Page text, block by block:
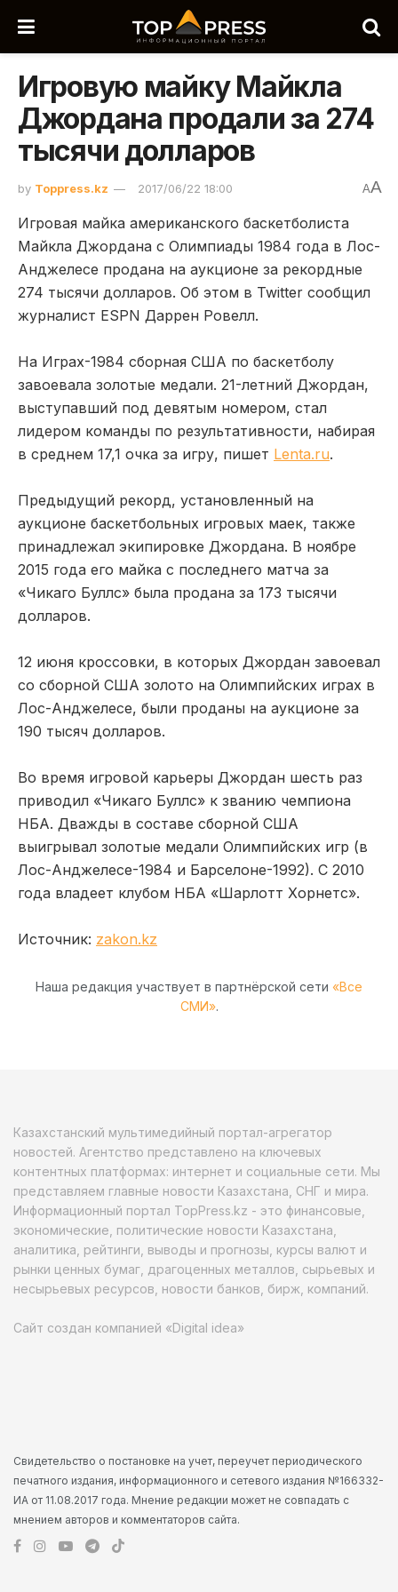
Игровую майку Майкла
Джордана продали за 274
тысячи долларов
by Toppress.kz 2017/06/22 18:00 AA
Игровая майка американского баскетболиста
Майкла Джордана с Олимпиады 1984 года в Лос-
Анджелесе продана на аукционе за рекордные
274 тысячи долларов. Об этом в Twitter сообщил
журналист ESPN Даррен Ровелл.
На Играх-1984 сборная США по баскетболу
завоевала золотые медали. 21-летний Джордан,
выступавший под девятым номером, стал
лидером команды по результативности, набирая
в среднем 17,1 очка за игру, пишет Lenta.ru.
Предыдущий рекорд, установленный на
аукционе баскетбольных игровых маек, также
принадлежал экипировке Джордана. В ноябре
2015 года его майка с последнего матча за
«Чикаго Буллс» была продана за 173 тысячи
долларов.
12 июня кроссовки, в которых Джордан завоевал
со сборной США золото на Олимпийских играх в
Лос-Анджелесе, были проданы на аукционе за
190 тысяч долларов.
Во время игровой карьеры Джордан шесть раз
приводил «Чикаго Буллс» к званию чемпиона
НБА. Дважды в составе сборной США
выигрывал золотые медали Олимпийских игр (в
Лос-Анджелесе-1984 и Барселоне-1992). С 2010
года владеет клубом НБА «Шарлотт Хорнетс».
Источник: zakon.kz
Наша редакция участвует в партнёрской сети «Все
СМИ».
Казахстанский мультимедийный портал-агрегатор
новостей. Агентство представлено на ключевых
контентных платформах: интернет и социальные сети. Мы
представляем главные новости Казахстана, СНГ и мира.
Информационный портал TopPress.kz - это финансовые,
экономические, политические новости Казахстана,
аналитика, рейтинги, выводы и прогнозы, курсы валют и
рынки ценных бумаг, драгоценных металлов, сырьевых и
несырьевых ресурсов, новости банков, бирж, компаний.
Сайт создан компанией «Digital idea»
Свидетельство о постановке на учет, переучет периодического
печатного издания, информационного и сетевого издания №166332-
ИА от 11.08.2017 года. Мнение редакции может не совпадать с
мнением авторов и комментаторов сайта.